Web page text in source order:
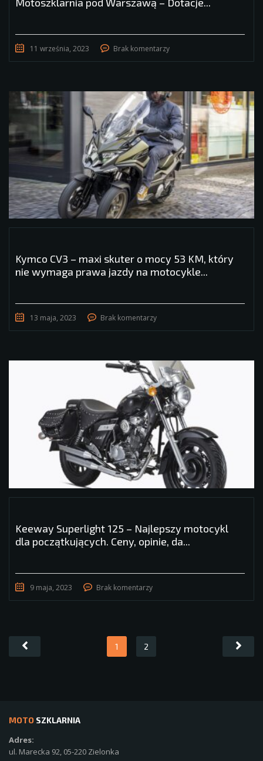
11 września, 2023 Brak komentarzy
Kymco CV3 – maxi skuter o mocy 53 KM, który
nie wymaga prawa jazdy na motocykle...
13 maja, 2023 Brak komentarzy
Keeway Superlight 125 – Najlepszy motocykl
dla początkujących. Ceny, opinie, da...
9 maja, 2023 Brak komentarzy
1 2
MOTO SZKLARNIA
Adres:
ul. Marecka 92, 05-220 Zielonka